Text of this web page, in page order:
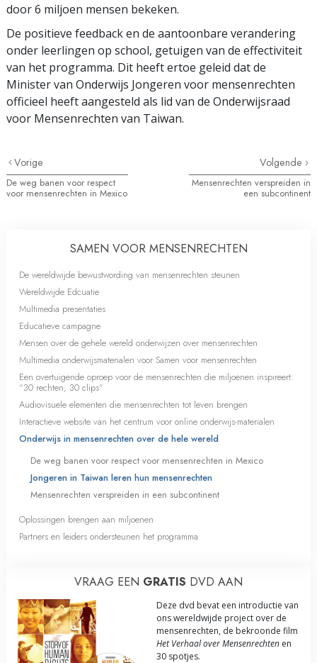
door 6 miljoen mensen bekeken.
De positieve feedback en de aantoonbare verandering
onder leerlingen op school, getuigen van de effectiviteit
van het programma. Dit heeft ertoe geleid dat de
Minister van Onderwijs Jongeren voor mensenrechten
officieel heeft aangesteld als lid van de Onderwijsraad
voor Mensenrechten van Taiwan.
Vorige
De weg banen voor respect
voor mensenrechten in Mexico
Volgende
Mensenrechten verspreiden in
een subcontinent
SAMEN VOOR MENSENRECHTEN
De wereldwijde bewustwording van mensenrechten steunen
Wereldwijde Edcuatie
Multimedia presentaties
Educatieve campagne
Mensen over de gehele wereld onderwijzen over mensenrechten
Multimedia onderwijsmaterialen voor Samen voor mensenrechten
Een overtuigende oproep voor de mensenrechten die miljoenen inspireert:
“30 rechten, 30 clips”
Audiovisuele elementen die mensenrechten tot leven brengen
Interactieve website van het centrum voor online onderwijs-materialen
Onderwijs in mensenrechten over de hele wereld
De weg banen voor respect voor mensenrechten in Mexico
Jongeren in Taiwan leren hun mensenrechten
Mensenrechten verspreiden in een subcontinent
Oplossingen brengen aan miljoenen
Partners en leiders ondersteunen het programma
VRAAG EEN GRATIS DVD AAN
Deze dvd bevat een introductie van
ons wereldwijde project over de
mensenrechten, de bekroonde film
Het Verhaal over Mensenrechten en
30 spotjes.